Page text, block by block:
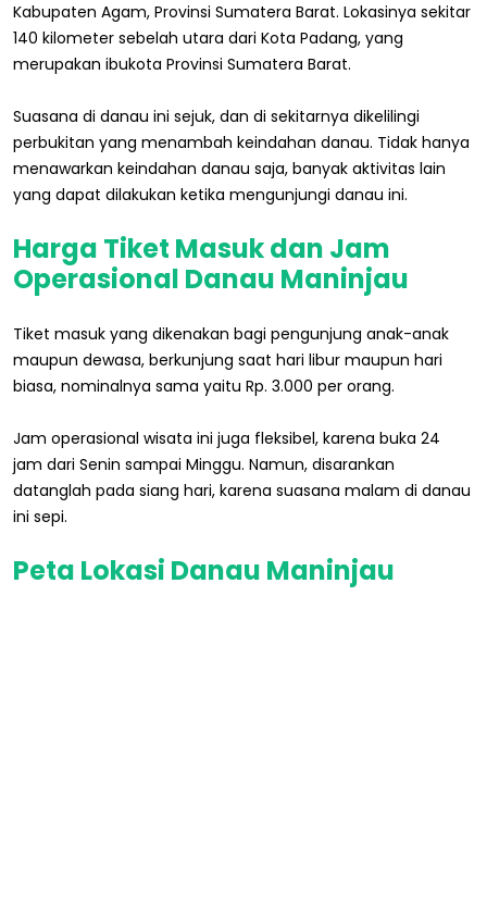
Kabupaten Agam, Provinsi Sumatera Barat. Lokasinya sekitar
140 kilometer sebelah utara dari Kota Padang, yang
merupakan ibukota Provinsi Sumatera Barat.
Suasana di danau ini sejuk, dan di sekitarnya dikelilingi
perbukitan yang menambah keindahan danau. Tidak hanya
menawarkan keindahan danau saja, banyak aktivitas lain
yang dapat dilakukan ketika mengunjungi danau ini.
Harga Tiket Masuk dan Jam
Operasional Danau Maninjau
Tiket masuk yang dikenakan bagi pengunjung anak-anak
maupun dewasa, berkunjung saat hari libur maupun hari
biasa, nominalnya sama yaitu Rp. 3.000 per orang.
Jam operasional wisata ini juga fleksibel, karena buka 24
jam dari Senin sampai Minggu. Namun, disarankan
datanglah pada siang hari, karena suasana malam di danau
ini sepi.
Peta Lokasi Danau Maninjau